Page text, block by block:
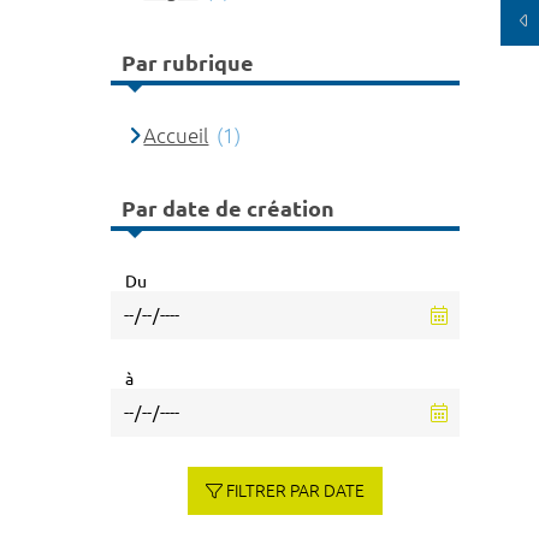
Par rubrique
Accueil (1)
Par date de création
Du
à
FILTRER PAR DATE